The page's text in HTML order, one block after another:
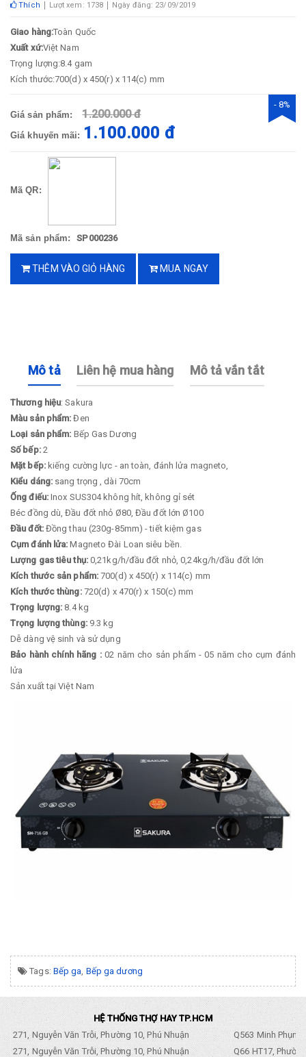
Thích Lượt xem: 1738 Ngày đăng: 23/09/2019
Giao hàng:Toàn Quốc
Xuất xứ:Việt Nam
Trọng lượng:8.4 gam
Kích thước:700(d) x 450(r) x 114(c) mm
Giá sản phẩm: 1.200.000 đ
Giá khuyến mãi: 1.100.000 đ
- 8%
Mã QR:
Mã sản phẩm: SP000236
THÊM VÀO GIỎ HÀNG MUA NGAY
Mô tả Liên hệ mua hàng Mô tả vắn tắt
Thương hiệu: Sakura
Màu sản phẩm: Đen
Loại sản phẩm: Bếp Gas Dương
Số bếp: 2
Mặt bếp:kiếng cường lực - an toàn, đánh lửa magneto,
Kiểu dáng: sang trọng , dài 70cm
Ống điếu:Inox SUS304 không hít, không gỉ sét
Béc đồng dù, Đầu đốt nhỏ Ø80, Đầu đốt lớn Ø100
Đầu đốt:Đồng thau (230g-85mm) - tiết kiệm gas
Cụm đánh lửa: Magneto Đài Loan siêu bền.
Lượng gas tiêu thụ: 0,21kg/h/đầu đốt nhỏ, 0,24kg/h/đầu đốt lớn
Kích thước sản phẩm: 700(d) x 450(r) x 114(c) mm
Kích thước thùng: 720(d) x 470(r) x 150(c) mm
Trọng lượng: 8.4 kg
Trọng lượng thùng:9.3 kg
Dễ dàng vệ sinh và sử dụng
Bảo hành chính hãng :02 năm cho sản phẩm - 05 năm cho cụm đánh
lửa
Sản xuất tại Việt Nam
Tags: Bếp ga, Bếp ga dương
HỆ THỐNG THỢ HAY TP.HCM
271, Nguyễn Văn Trỗi, Phường 10, Phú Nhuận
Q563 Minh
271, Nguyễn Văn Trỗi, Phường 10, Phú Nhuận
Q66 HT17,